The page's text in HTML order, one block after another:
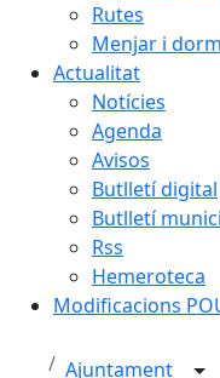
Rutes
Menjar i
Actualitat
Notícies
Agenda
Avisos
Butlletí digital
Butlletí
Rss
Hemeroteca
Modificacions
Ajuntament